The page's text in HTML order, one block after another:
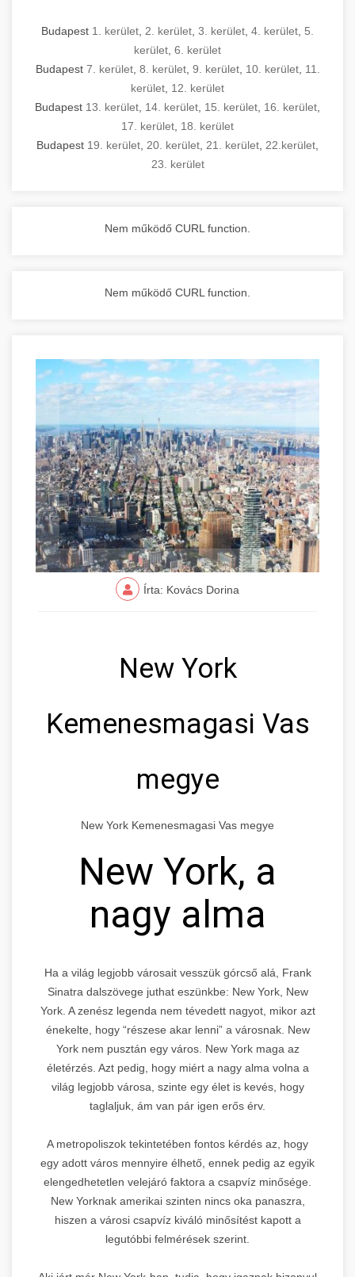
Budapest 1. kerület 2. kerület 3. kerület 4. kerület 5.
kerület 6. kerület
Budapest 7. kerület, 8. kerület, 9. kerület, 10. kerület, 11.
kerület 12. kerület
Budapest 13. kerület 14. kerület 15. kerület 16. kerület
17. kerület 18. kerület
Budapest 19. kerület 20. kerület 21. kerület 22.kerület
23. kerület
Nem működő CURL function.
Nem működő CURL function.
Írta: Kovács Dorina
New York
Kemenesmagasi Vas
megye
New York Kemenesmagasi Vas megye
New York, a
nagy alma
Ha a világ legjobb városait vesszük górcső alá, Frank
Sinatra dalszövege juthat eszünkbe: New York, New
York. A zenész legenda nem tévedett nagyot, mikor azt
énekelte, hogy “részese akar lenni” a városnak. New
York nem pusztán egy város. New York maga az
életérzés. Azt pedig, hogy miért a nagy alma volna a
világ legjobb városa, szinte egy élet is kevés, hogy
taglaljuk, ám van pár igen erős érv.
A metropoliszok tekintetében fontos kérdés az, hogy
egy adott város mennyire élhető, ennek pedig az egyik
elengedhetetlen velejáró faktora a csapvíz minősége.
New Yorknak amerikai szinten nincs oka panaszra,
hiszen a városi csapvíz kiváló minősítést kapott a
legutóbbi felmérések szerint.